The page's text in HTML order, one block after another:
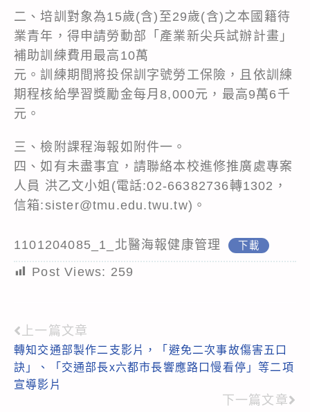
二、培訓對象為15歲(含)至29歲(含)之本國籍待
業青年，得申請勞動部「產業新尖兵試辦計畫」
補助訓練費用最高10萬
元。訓練期間將投保訓字號勞工保險，且依訓練
期程核給學習獎勵金每月8,000元，最高9萬6千
元。
三、檢附課程海報如附件一。
四、如有未盡事宜，請聯絡本校進修推廣處專案
人員 洪乙文小姐(電話:02-66382736轉1302，
信箱:sister@tmu.edu.twu.tw)。
1101204085_1_北醫海報健康管理 下載
Post Views: 259
Read
more
articles
上一篇文章
轉知交通部製作二支影片，「避免二次事故傷害五口
訣」、「交通部長x六都市長響應路口慢看停」等二項
宣導影片
下一篇文章